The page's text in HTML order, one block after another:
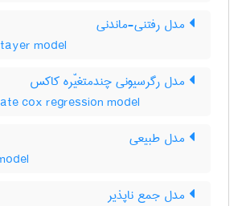
مدل رفتنی-ماندنی
model
مدل رگرسیونی چندمتغیّره کاکس
cox regression model
مدل طبیعی
مدل جمع ناپذیر